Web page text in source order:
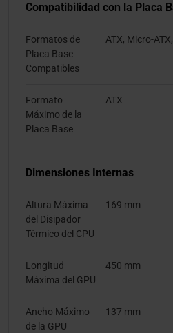
Compatibilidad con la Placa
Formatos de
Placa Base
Compatibles
ATX, Micro-
Formato
Máximo de la
Placa Base
ATX
Dimensiones Internas
Altura Máxima
del Disipador
Térmico del CPU
169 mm
Longitud
Máxima del GPU
450 mm
Ancho Máximo
de la GPU
137 mm